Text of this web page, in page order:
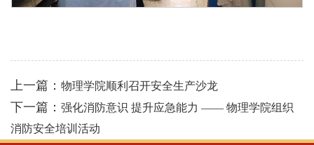
上一篇： 物理学院顺利召开安全生产沙龙
下一篇： 强化消防意识 提升应急能力 —— 物理学院组织
消防安全培训活动